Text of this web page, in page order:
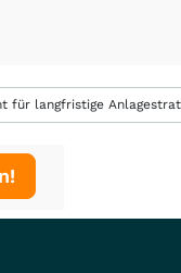
langfristige